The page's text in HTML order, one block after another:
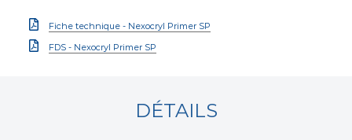
Fiche technique - Nexocryl Primer SP
FDS - Nexocryl Primer SP
DÉTAILS